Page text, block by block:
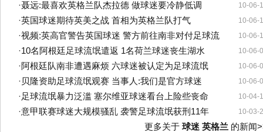
10-06-
·聂远:最喜欢英格兰队杰拉德 做球迷要冷静低调
10-06-
·英国球迷期待英美之战 首相为英格兰队打气
10-06-
·视频:英高官警告英国球迷 警方前往南非对付足球流
10-06-
·10名阿根廷足球流氓遣返 1名荷兰球迷丧生湖水
10-06-
·阿根廷队南非遭遇麻烦 六球迷被认定为足球流氓
10-06-
·贝隆资助足球流氓观赛 当事人:我们是官方球迷
10-04-
·足球流氓暴力泛滥 塞尔维亚球迷看台上险些丧命
10-03-
·意甲联赛球迷大规模骚乱 袭警足球流氓获刑11年
更多关于 球迷 英格兰 的新闻